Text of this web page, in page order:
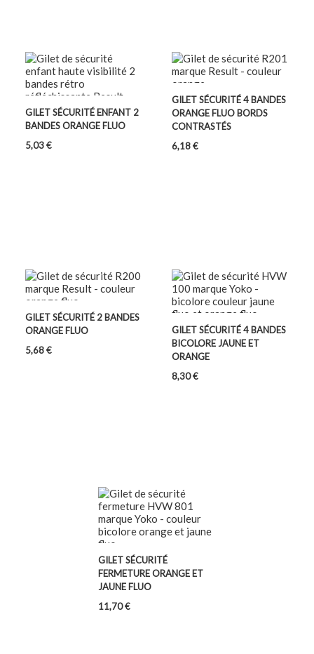
GILET SÉCURITÉ ENFANT 2
BANDES ORANGE FLUO
Prix
5,03 €
GILET SÉCURITÉ 4 BANDES
ORANGE FLUO BORDS
CONTRASTÉS
Prix
6,18 €
GILET SÉCURITÉ 2 BANDES
ORANGE FLUO
Prix
5,68 €
GILET SÉCURITÉ 4 BANDES
BICOLORE JAUNE ET
ORANGE
Prix
8,30 €
GILET SÉCURITÉ
FERMETURE ORANGE ET
JAUNE FLUO
Prix
11,70 €